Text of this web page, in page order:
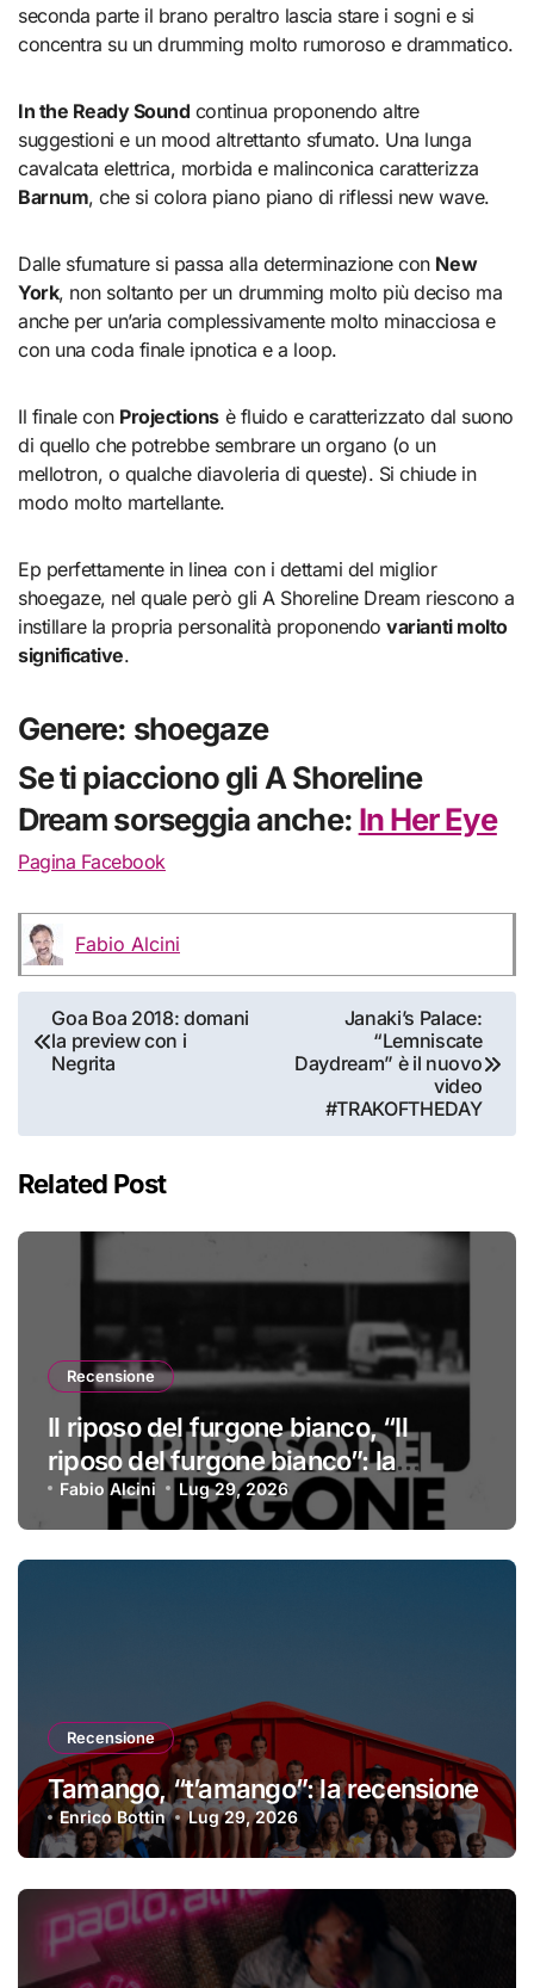
seconda parte il brano peraltro lascia stare i sogni e si
concentra su un drumming molto rumoroso e drammatico.
In the Ready Sound continua proponendo altre
suggestioni e un mood altrettanto sfumato. Una lunga
cavalcata elettrica, morbida e malinconica caratterizza
Barnum, che si colora piano piano di riflessi new wave.
Dalle sfumature si passa alla determinazione con New
York, non soltanto per un drumming molto più deciso ma
anche per un’aria complessivamente molto minacciosa e
con una coda finale ipnotica e a loop.
Il finale con Projections è fluido e caratterizzato dal suono
di quello che potrebbe sembrare un organo (o un
mellotron, o qualche diavoleria di queste). Si chiude in
modo molto martellante.
Ep perfettamente in linea con i dettami del miglior
shoegaze, nel quale però gli A Shoreline Dream riescono a
instillare la propria personalità proponendovarianti molto
significative.
Genere: shoegaze
Se ti piacciono gli A Shoreline
Dream sorseggia anche: In Her Eye
Pagina Facebook
Fabio Alcini
Navigazione
articoli
Goa Boa 2018: domani
la preview con i
Negrita
Janaki’s Palace:
“Lemniscate
Daydream” è il nuovo
video
#TRAKOFTHEDAY
Related Post
Recensione
Il riposo del furgone bianco, “Il
riposo del furgone bianco”: la
recensione
Fabio Alcini Lug 29, 2026
Recensione
Tamango, “t’amango”: la recensione
Enrico Bottin Lug 29, 2026